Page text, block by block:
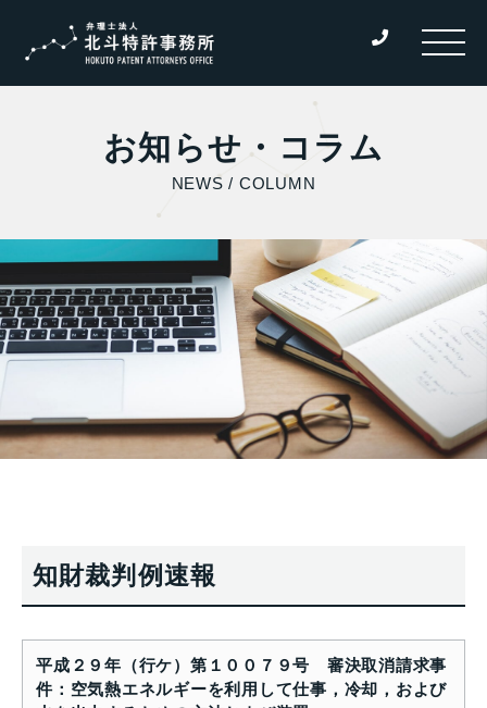
お知らせ・コラム
NEWS / COLUMN
知財裁判例速報
平成２９年（行ケ）第１００７９号 審決取消請求事
件：空気熱エネルギーを利用して仕事，冷却，および